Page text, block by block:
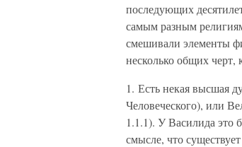
последующих
самым разным
смешивали элементы
несколько общих черт,
1. Есть некая высшая
Человеческого), или
1.1.1). У Василида
смысле, что